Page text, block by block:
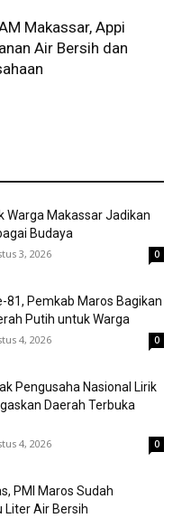
Makassar, Appi
Air Bersih dan
Warga Makassar Jadikan
Budaya
3, 2026 0
81, Pemkab Maros Bagikan
Putih untuk Warga
4, 2026 0
Pengusaha Nasional Lirik
Daerah Terbuka
4, 2026 0
PMI Maros Sudah
Liter Air Bersih